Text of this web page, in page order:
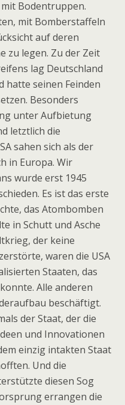
Bodentruppen.
mit Bomberstaffeln
auf deren
zu legen. Zu der Zeit
lag Deutschland
hatte seinen Feinden
Besonders
unter Aufbietung
letztlich die
sahen sich als der
in Europa. Wir
wurde erst 1945
Es ist das erste
das Atombomben
in Schutt und Asche
der keine
waren die USA
Staaten, das
Alle anderen
beschäftigt.
der Staat, der die
und Innovationen
einzig intakten Staat
Und die
diesen Sog
errangen die